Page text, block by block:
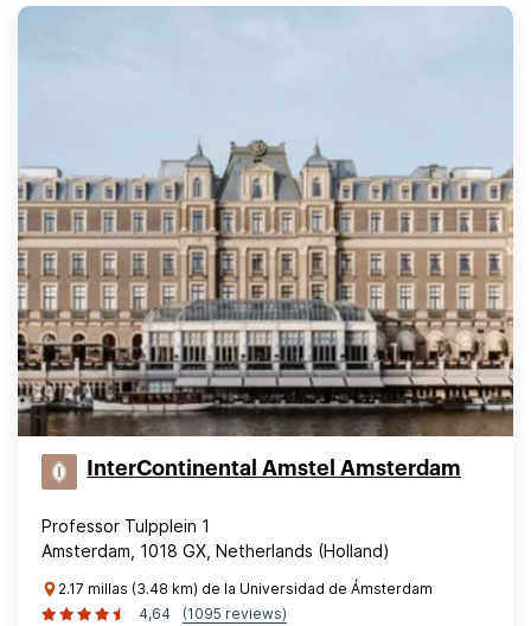
InterContinental Amstel Amsterdam
Professor Tulpplein 1
Amsterdam, 1018 GX, Netherlands (Holland)
2.17 millas (3.48 km) de la Universidad de Ámsterdam
4,64
(1095 reviews)